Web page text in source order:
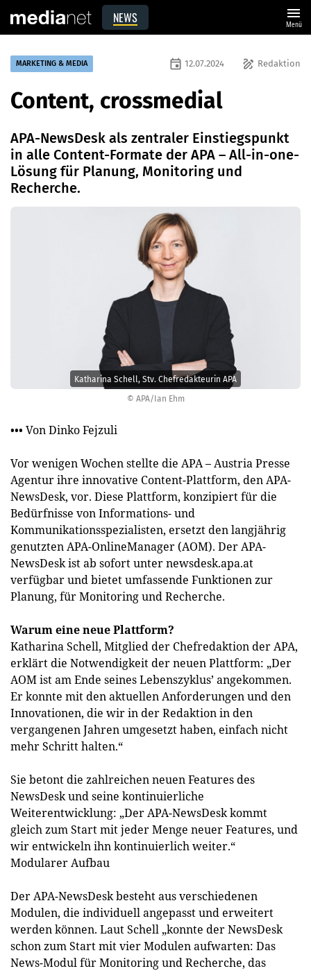
NEWS menu
Menü
© APA/Ian Ehm
Katharina Schell, Stv. Chefredakteurin APA
MARKETING & MEDIA draw Redaktion
event 12.07.2024
Content, crossmedial
APA-NewsDesk als zentraler Einstiegspunkt
in alle Content-Formate der APA – All-in-one-
Lösung für Planung, Monitoring und
Recherche.
••• Von Dinko Fejzuli
Vor wenigen Wochen stellte die APA – Aus­tria Presse
Agentur ihre innovative Content-Plattform, den APA-
NewsDesk, vor. Diese Plattform, konzipiert für die
Bedürfnisse von Informations- und
Kommunikationsspezialisten, ersetzt den langjährig
genutzten APA-OnlineManager (AOM). Der APA-
NewsDesk ist ab sofort unter newsdesk.apa.at
verfügbar und bietet umfassende Funktionen zur
Planung, für Monitoring und Recherche.
Warum eine neue Plattform?
Katharina Schell, Mitglied der Chefredaktion der APA,
erklärt die Notwendigkeit der neuen Plattform: „Der
AOM ist am Ende seines Lebenszyklus’ angekommen.
Er konnte mit den aktuellen Anforderungen und den
Innovationen, die wir in der Redaktion in den
vergangenen Jahren umgesetzt haben, einfach nicht
mehr Schritt halten.“
Sie betont die zahlreichen neuen Features des
NewsDesk und seine kontinuierliche
Weiterentwicklung: „Der APA-NewsDesk kommt
gleich zum Start mit jeder Menge neuer Features, und
wir entwickeln ihn kontinuierlich weiter.“
Modularer Aufbau
Der APA-NewsDesk besteht aus verschiedenen
Modulen, die individuell angepasst und erweitert
werden können. Laut Schell „konnte der NewsDesk
schon zum Start mit vier Modulen aufwarten: Das
News-Modul für Monitoring und Recherche, das